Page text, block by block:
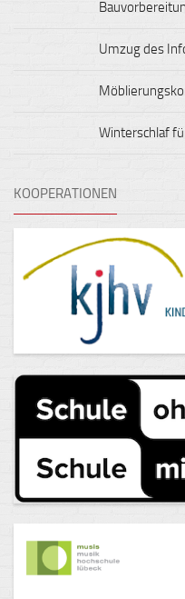
Umzug des
Winterschlaf
KOOPERATIONEN